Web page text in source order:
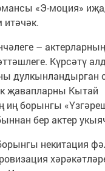
«Э-моция»
итәчәк.
–
Күрсәтү
дулкынландырган
җавапларны Кытай
иң борынгы
бер актер
некитация